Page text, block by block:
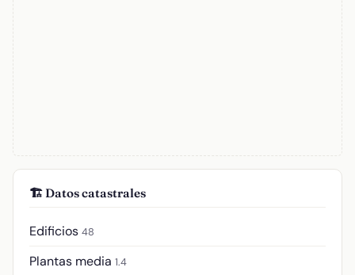
🏗️ Datos catastrales
Edificios 48
Plantas media 1.4